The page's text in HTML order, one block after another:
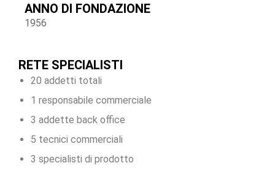
ANNO DI FONDAZIONE
1956
RETE SPECIALISTI
20 addetti totali
1 responsabile commerciale
3 addette back office
5 tecnici commerciali
3 specialisti di prodotto